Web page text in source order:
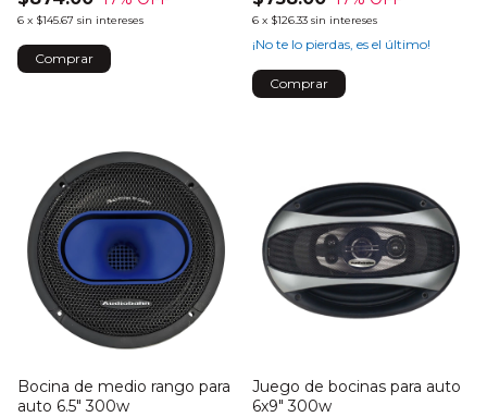
6 x $145.67 sin intereses 6 x $126.33 sin intereses
¡No te lo pierdas, es el último!
Bocina de medio rango para
auto 6.5" 300w
Juego de bocinas para auto
6x9" 300w